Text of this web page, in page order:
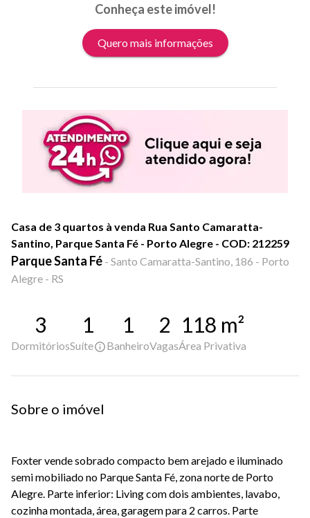
Conheça este imóvel!
Quero mais informações
Casa de 3 quartos à venda Rua Santo Camaratta-
Santino, Parque Santa Fé - Porto Alegre - COD: 212259
Parque Santa Fé - Santo Camaratta-Santino, 186 - Porto
Alegre - RS
3
Dormitórios
1
Suíte
1
Banheiro
2
Vagas
118 m²
Área Privativa
Sobre o imóvel
Foxter vende sobrado compacto bem arejado e iluminado
semi mobiliado no Parque Santa Fé, zona norte de Porto
Alegre. Parte inferior: Living com dois ambientes, lavabo,
cozinha montada, área, garagem para 2 carros. Parte